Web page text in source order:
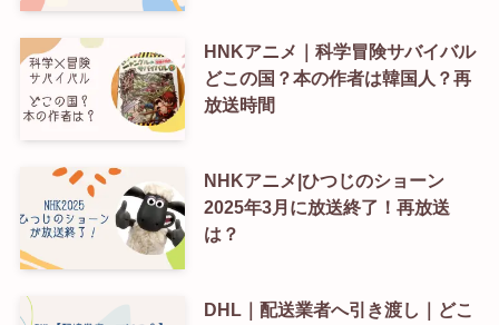
HNKアニメ｜科学冒険サバイバル
どこの国？本の作者は韓国人？再
放送時間
NHKアニメ|ひつじのショーン
2025年3月に放送終了！再放送
は？
DHL｜配送業者へ引き渡し｜どこ